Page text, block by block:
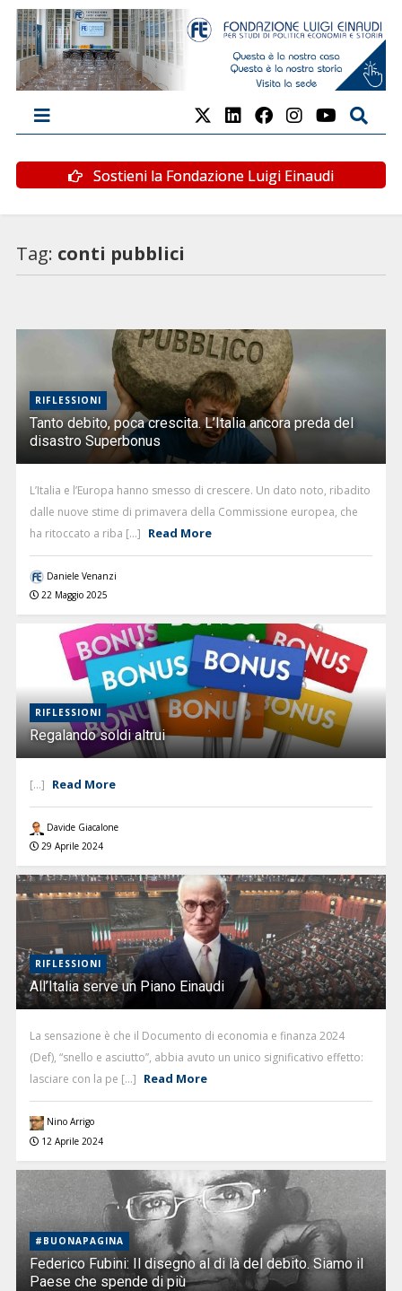
Sostieni la Fondazione Luigi Einaudi
Tag: conti pubblici
RIFLESSIONI
Tanto debito, poca crescita. L’Italia ancora preda del
disastro Superbonus
L’Italia e l’Europa hanno smesso di crescere. Un dato noto, ribadito
dalle nuove stime di primavera della Commissione europea, che
ha ritoccato a riba [...] Read More
Daniele Venanzi
22 Maggio 2025
RIFLESSIONI
Regalando soldi altrui
[...] Read More
Davide Giacalone
29 Aprile 2024
RIFLESSIONI
All’Italia serve un Piano Einaudi
La sensazione è che il Documento di economia e finanza 2024
(Def), “snello e asciutto”, abbia avuto un unico significativo effetto:
lasciare con la pe [...] Read More
Nino Arrigo
12 Aprile 2024
#BUONAPAGINA
Federico Fubini: Il disegno al di là del debito. Siamo il
Paese che spende di più